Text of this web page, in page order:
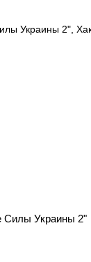
Силы Украины 2"